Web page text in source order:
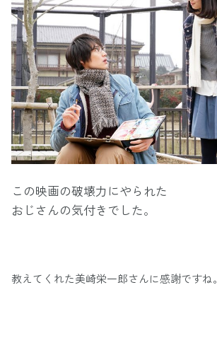
この映画の破壊力にやられた
おじさんの気付きでした。
教えてくれた美崎栄一郎さんに感謝ですね。